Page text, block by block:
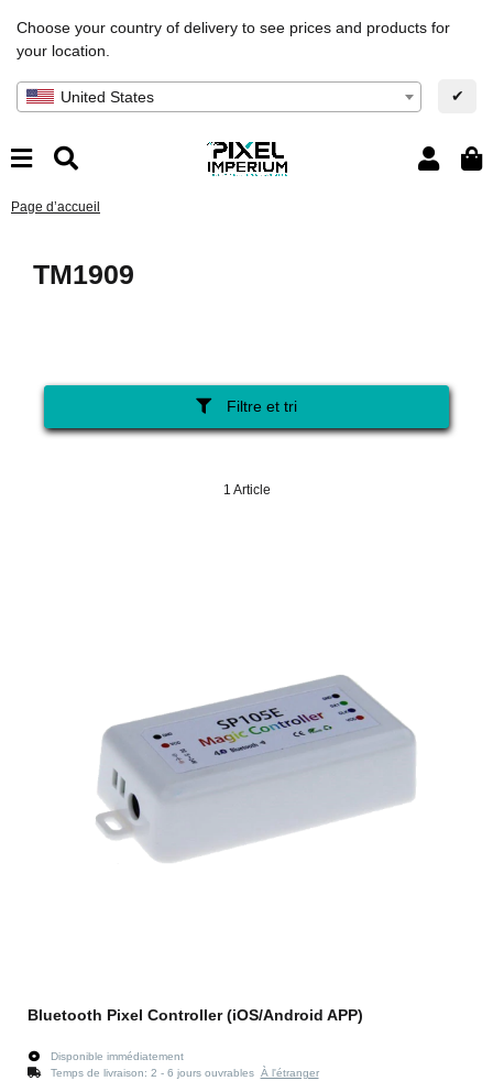
Choose your country of delivery to see prices and products for
your location.
United States ✔
Page d’accueil
TM1909
Filtre et tri
1 Article
Bluetooth Pixel Controller (iOS/Android APP)
Disponible immédiatement
Temps de livraison: 2 - 6 jours ouvrables À l'étranger